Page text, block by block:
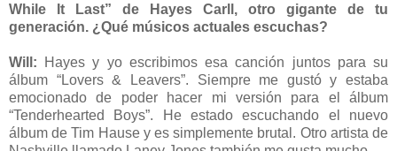
While It Last” de Hayes Carll, otro gigante de tu
generación. ¿Qué músicos actuales escuchas?
Will:
Hayes y yo escribimos esa canción juntos para su
álbum “Lovers & Leavers”. Siempre me gustó y estaba
emocionado de poder hacer mi versión para el álbum
“Tenderhearted Boys”. He estado escuchando el nuevo
álbum de Tim Hause y es simplemente brutal. Otro artista de